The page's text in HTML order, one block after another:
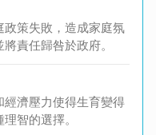
策失敗，造成家庭氛
責任歸咎於政府。
濟壓力使得生育變得
智的選擇。